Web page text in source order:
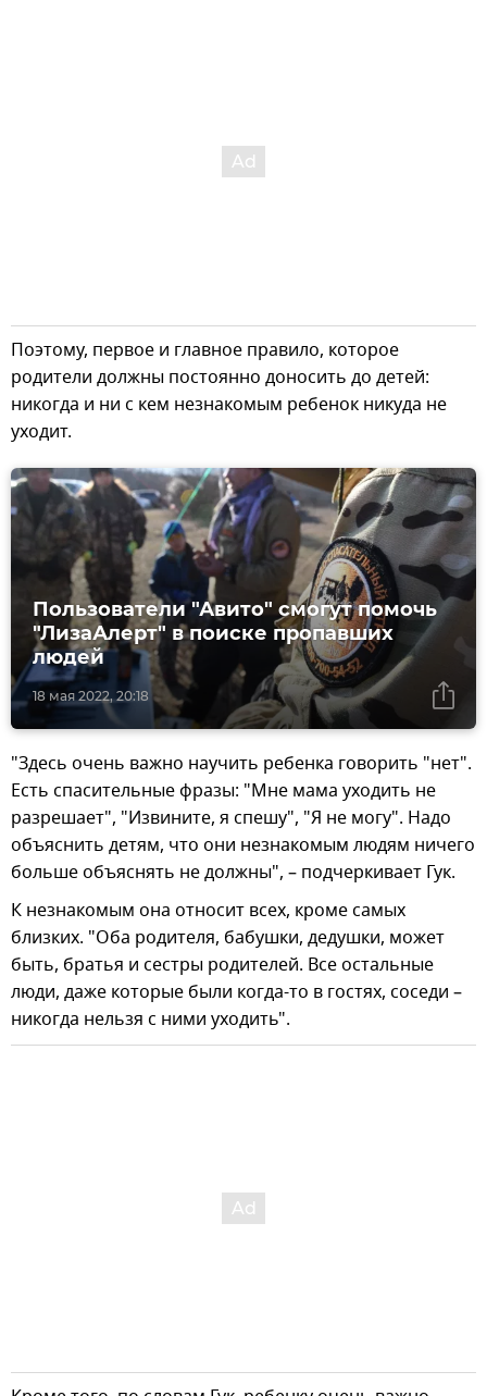
Поэтому, первое и главное правило, которое
родители должны постоянно доносить до детей:
никогда и ни с кем незнакомым ребенок никуда не
уходит.
18 мая 2022, 20:18
Пользователи "Авито" смогут помочь
"ЛизаАлерт" в поиске пропавших
людей
"Здесь очень важно научить ребенка говорить "нет".
Есть спасительные фразы: "Мне мама уходить не
разрешает", "Извините, я спешу", "Я не могу". Надо
объяснить детям, что они незнакомым людям ничего
больше объяснять не должны", – подчеркивает Гук.
К незнакомым она относит всех, кроме самых
близких. "Оба родителя, бабушки, дедушки, может
быть, братья и сестры родителей. Все остальные
люди, даже которые были когда-то в гостях, соседи –
никогда нельзя с ними уходить".